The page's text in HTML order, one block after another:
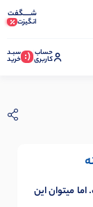
شـــــگفت
انگیزت
حساب
کاربری (: سبـد
خرید
میتوان این